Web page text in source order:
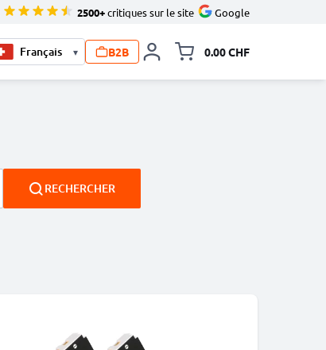
2500+critiques sur le site Google
▾ B2B 0.00 CHF
RECHERCHER